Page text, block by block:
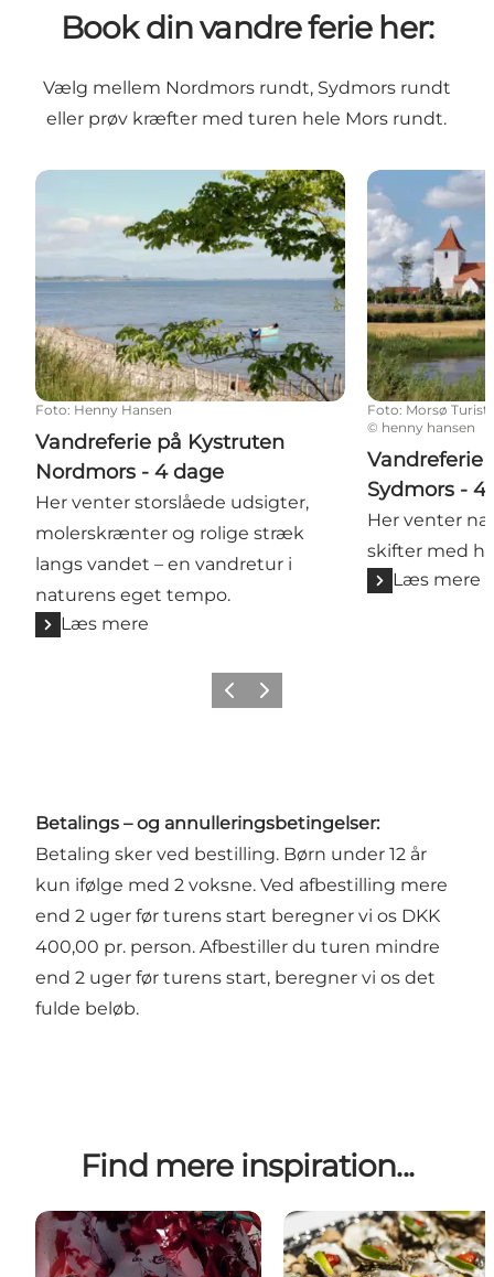
Book din vandre ferie her:
Vælg mellem Nordmors rundt, Sydmors rundt
eller prøv kræfter med turen hele Mors rundt.
Vandreferie på Kystruten Nordmors - 4 dage
Foto: Henny Hansen
Vandreferie på Kystruten
Nordmors - 4 dage
Her venter storslåede udsigter,
molerskrænter og rolige stræk
langs vandet – en vandretur i
naturens eget tempo.
Læs mere
Vandreferie
Foto: Morsø
© henny hansen
Vandreferie
Sydmors - 4
Her venter
skifter med
Læs mere
Forrige billede
Næste billede
Betalings – og annulleringsbetingelser:
Betaling sker ved bestilling. Børn under 12 år
kun ifølge med 2 voksne. Ved afbestilling mere
end 2 uger før turens start beregner vi os DKK
400,00 pr. person. Afbestiller du turen mindre
end 2 uger før turens start, beregner vi os det
fulde beløb.
Find mere inspiration...